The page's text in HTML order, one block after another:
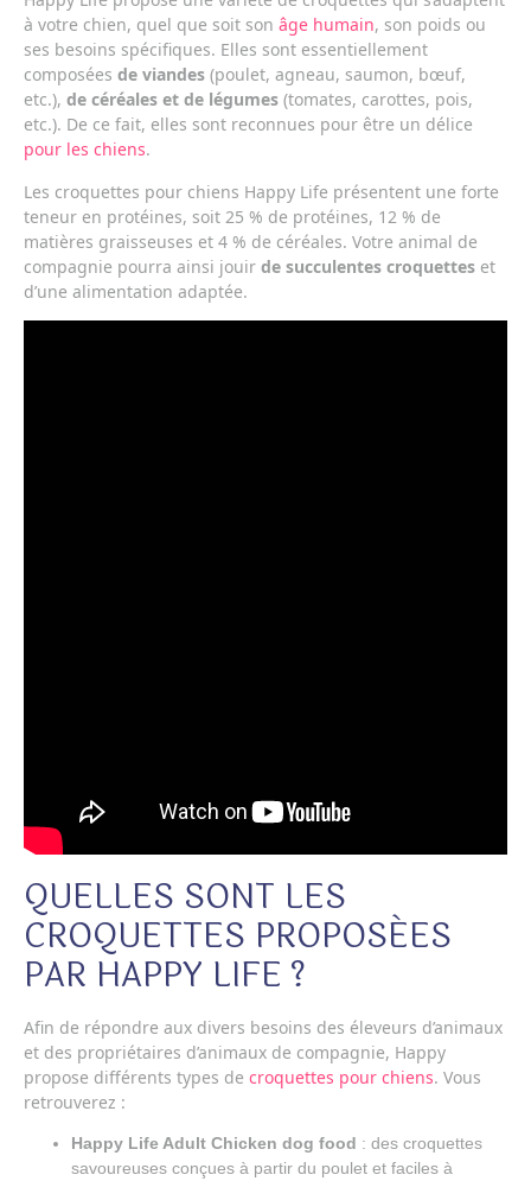
à votre chien, quel que soit son âge humain, son poids ou
ses besoins spécifiques. Elles sont essentiellement
composées de viandes (poulet, agneau, saumon, bœuf,
etc.), de céréales et de légumes (tomates, carottes, pois,
etc.). De ce fait, elles sont reconnues pour être un délice
pour les chiens.
Les croquettes pour chiens Happy Life présentent une forte
teneur en protéines, soit 25 % de protéines, 12 % de
matières graisseuses et 4 % de céréales. Votre animal de
compagnie pourra ainsi jouir de succulentes croquettes et
d’une alimentation adaptée.
QUELLES SONT LES
CROQUETTES PROPOSÉES
PAR HAPPY LIFE ?
Afin de répondre aux divers besoins des éleveurs d’animaux
et des propriétaires d’animaux de compagnie, Happy
propose différents types de croquettes pour chiens. Vous
retrouverez :
Happy Life Adult Chicken dog food : des croquettes
savoureuses conçues à partir du poulet et faciles à